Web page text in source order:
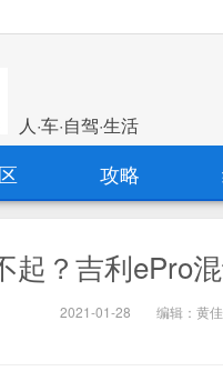
人·车·自驾·生活
攻略
起？吉利ePro
2021-01-28 编辑：黄佳